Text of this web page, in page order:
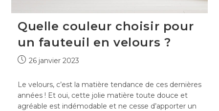
Quelle couleur choisir pour
un fauteuil en velours ?
Publication
26 janvier 2023
Le velours, c’est la matière tendance de ces dernières
années ! Et oui, cette jolie matière toute douce et
agréable est indémodable et ne cesse d’apporter un